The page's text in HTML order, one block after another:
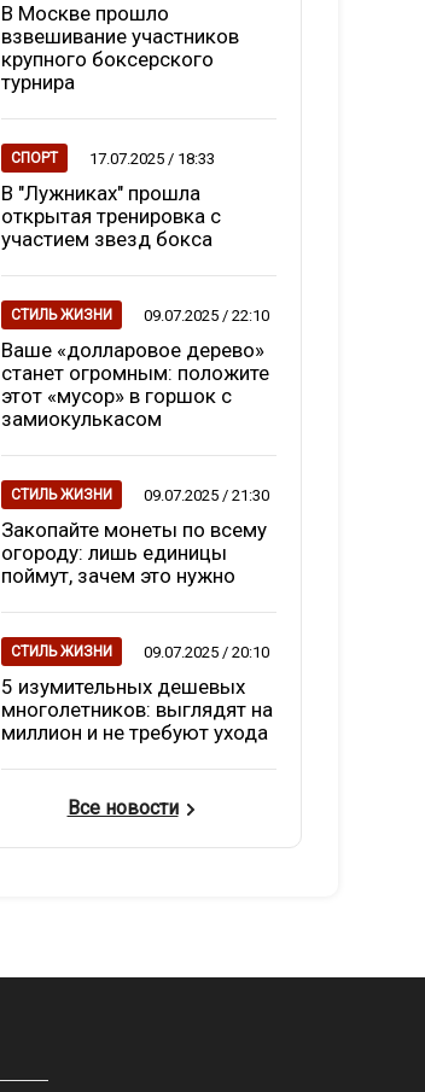
В Москве прошло
взвешивание участников
крупного боксерского
турнира
СПОРТ 17.07.2025 / 18:33
В "Лужниках" прошла
открытая тренировка с
участием звезд бокса
СТИЛЬ ЖИЗНИ 09.07.2025 / 22:10
Ваше «долларовое дерево»
станет огромным: положите
этот «мусор» в горшок с
замиокулькасом
СТИЛЬ ЖИЗНИ 09.07.2025 / 21:30
Закопайте монеты по всему
огороду: лишь единицы
поймут, зачем это нужно
СТИЛЬ ЖИЗНИ 09.07.2025 / 20:10
5 изумительных дешевых
многолетников: выглядят на
миллион и не требуют ухода
Все новости